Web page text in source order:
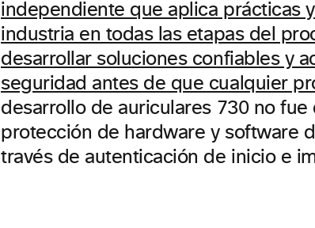
independiente que aplica prácticas
industria en todas las etapas del
desarrollar soluciones confiables y
seguridad antes de que cualquier
desarrollo de auriculares 730 no
protección de hardware y software
través de autenticación de inicio e